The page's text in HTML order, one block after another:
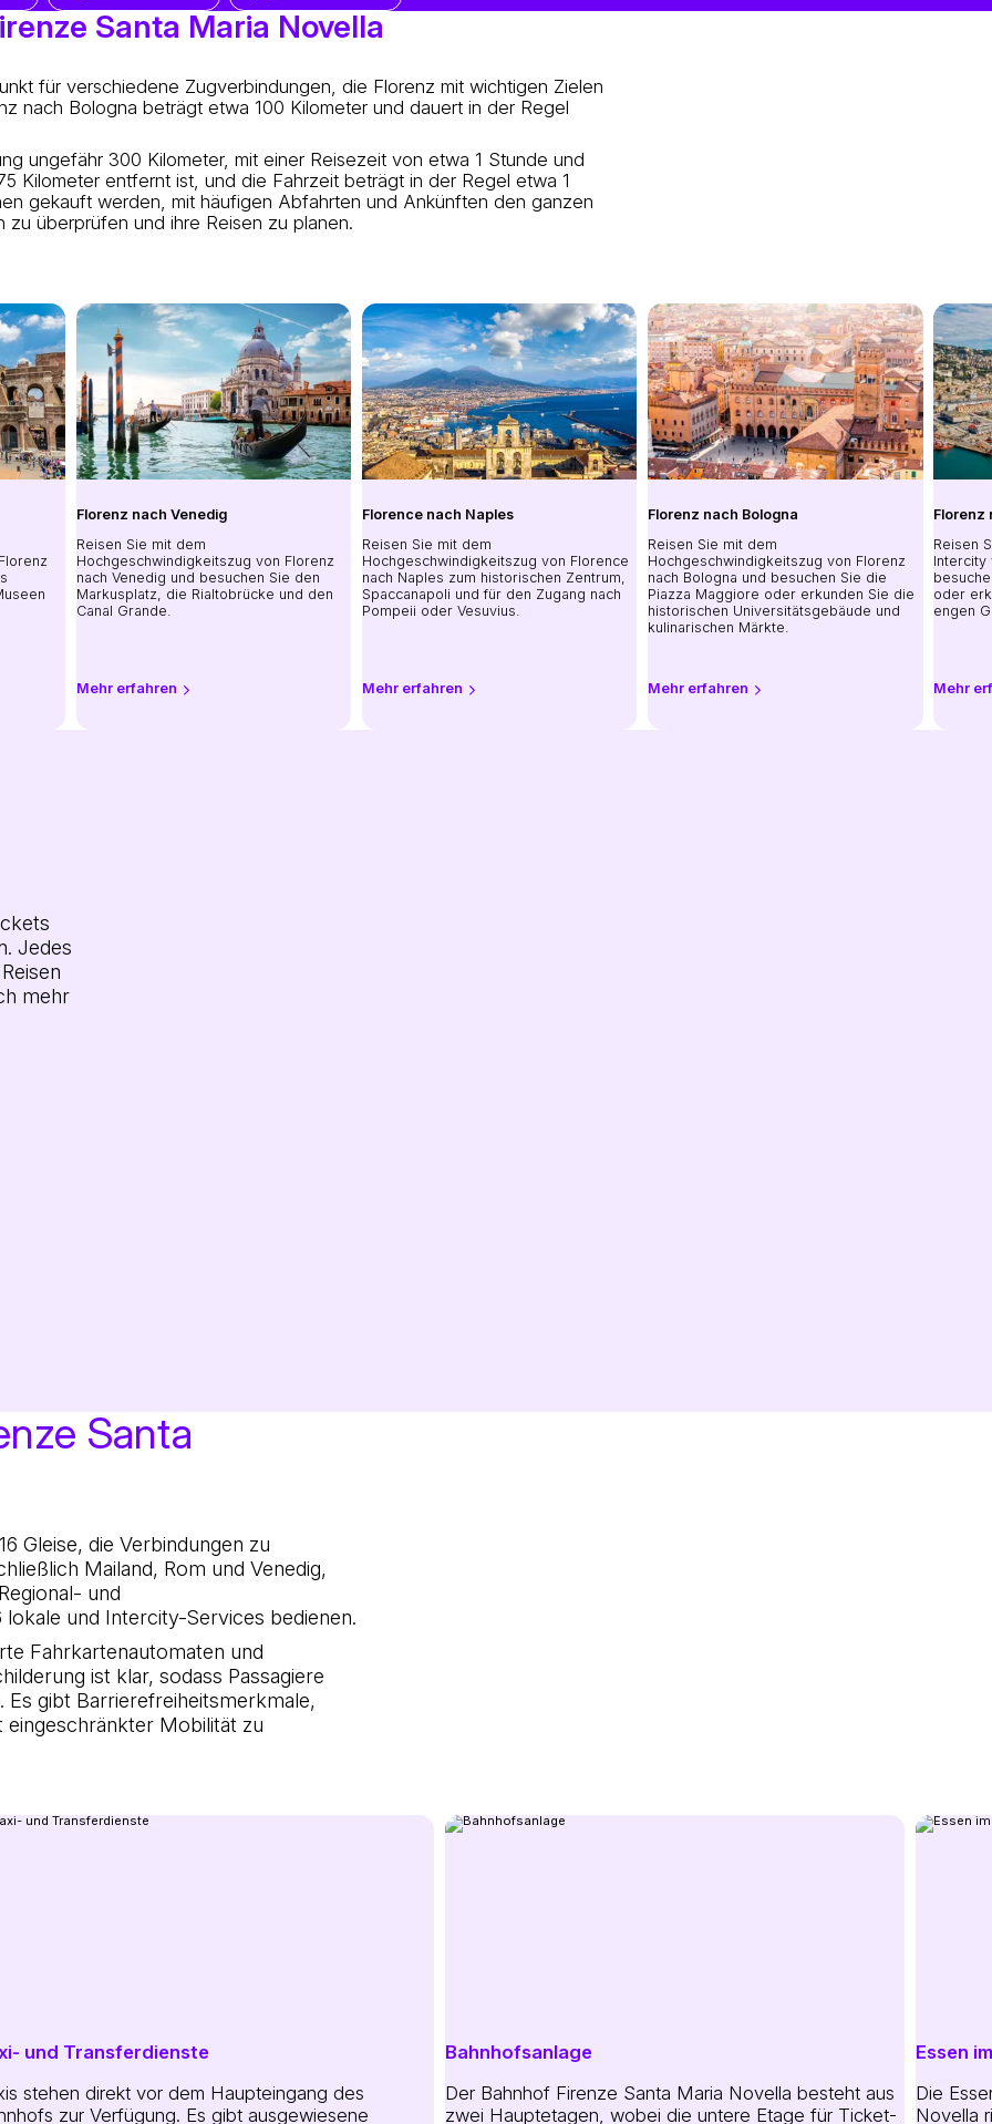
Santa Maria Novella
für verschiedene Zugverbindungen, die Florenz mit wichtigen Zielen
nach Bologna beträgt etwa 100 Kilometer und dauert in der Regel
ungefähr 300 Kilometer, mit einer Reisezeit von etwa 1 Stunde und
Kilometer entfernt ist, und die Fahrzeit beträgt in der Regel etwa 1
gekauft werden, mit häufigen Abfahrten und Ankünften den ganzen
überprüfen und ihre Reisen zu planen.
Florenz nach Venedig
Reisen Sie mit dem
Hochgeschwindigkeitszug von Florenz
nach Venedig und besuchen Sie den
Markusplatz, die Rialtobrücke und den
Canal Grande.
Mehr erfahren
Florence nach Naples
Reisen Sie mit dem
Hochgeschwindigkeitszug von Florence
nach Naples zum historischen Zentrum,
Spaccanapoli und für den Zugang nach
Pompeii oder Vesuvius.
Mehr erfahren
Florenz nach Bologna
Reisen Sie mit dem
Hochgeschwindigkeitszug von Florenz
nach Bologna und besuchen Sie die
Piazza Maggiore oder erkunden Sie die
historischen Universitätsgebäude und
kulinarischen Märkte.
Mehr erfahren
Florenz
Reisen
Intercity
oder
engen
Mehr
Jedes
mehr
Santa
Gleise, die Verbindungen zu
Mailand, Rom und Venedig,
und
und Intercity-Services bedienen.
Fahrkartenautomaten und
ist klar, sodass Passagiere
gibt Barrierefreiheitsmerkmale,
eingeschränkter Mobilität zu
und Transferdienste
stehen direkt vor dem Haupteingang des
zur Verfügung. Es gibt ausgewiesene
Bahnhofsanlage
Der Bahnhof Firenze Santa Maria Novella besteht aus
zwei Hauptetagen, wobei die untere Etage für Ticket-
Essen
Die
Novella